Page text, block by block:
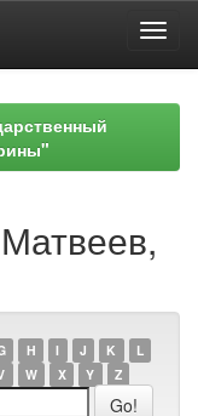
H I J K
L
W X Y Z